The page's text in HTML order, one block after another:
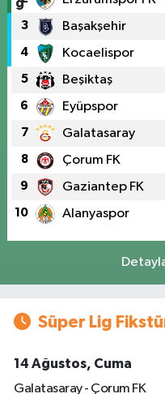
3 Başakşehir
4 Kocaelispor
5 Beşiktaş
6 Eyüpspor
7 Galatasaray
8 Çorum FK
9 Gaziantep FK
10 Alanyaspor
Süper Lig
14 Ağustos, Cuma
Galatasaray - Çorum FK